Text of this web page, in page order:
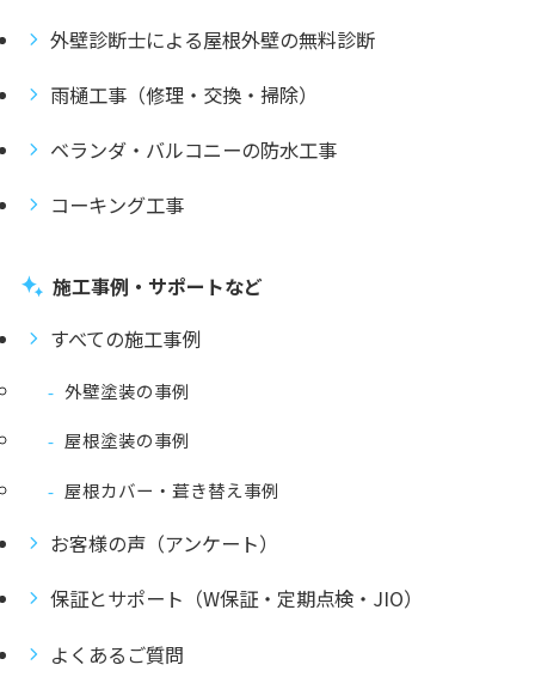
外壁診断士による屋根外壁の無料診断
雨樋工事（修理・交換・掃除）
ベランダ・バルコニーの防水工事
コーキング工事
施工事例・サポートなど
すべての施工事例
外壁塗装の事例
屋根塗装の事例
屋根カバー・葺き替え事例
お客様の声（アンケート）
保証とサポート（W保証・定期点検・JIO）
よくあるご質問